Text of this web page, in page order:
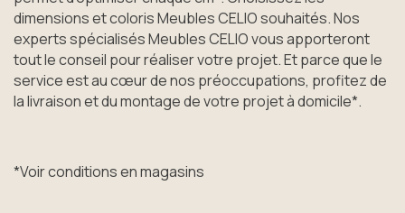
dimensions et coloris Meubles CELIO souhaités. Nos
experts spécialisés Meubles CELIO vous apporteront
tout le conseil pour réaliser votre projet. Et parce que le
service est au cœur de nos préoccupations, profitez de
la livraison et du montage de votre projet à domicile*.
*Voir conditions en magasins